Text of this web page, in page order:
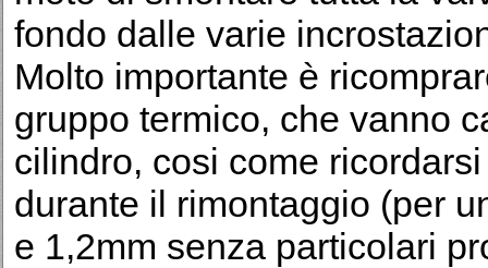
fondo dalle varie
Molto importante è
gruppo termico, che vanno
cilindro, cosi come
durante il rimontaggio (per
e 1,2mm senza particolari